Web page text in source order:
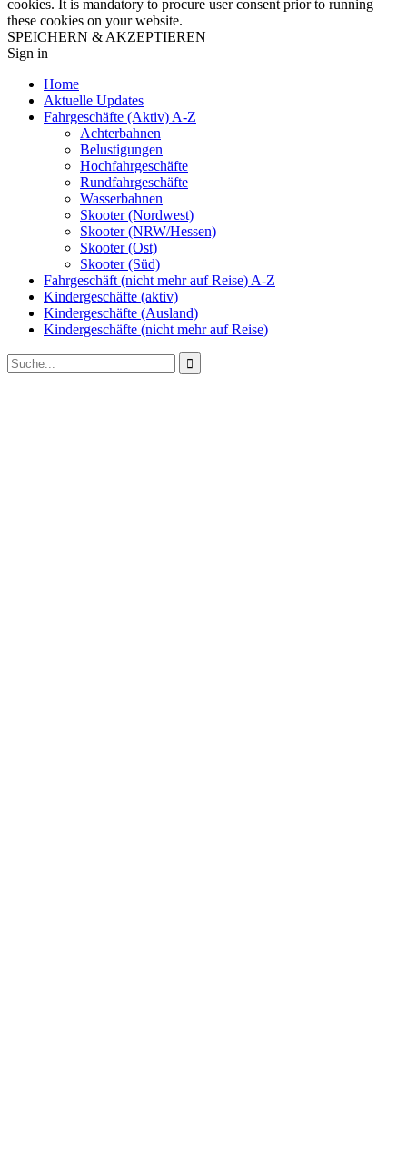
cookies. It is mandatory to procure user consent prior to running
these cookies on your website.
SPEICHERN & AKZEPTIEREN
Sign in
Home
Aktuelle Updates
Fahrgeschäfte (Aktiv) A-Z
Achterbahnen
Belustigungen
Hochfahrgeschäfte
Rundfahrgeschäfte
Wasserbahnen
Skooter (Nordwest)
Skooter (NRW/Hessen)
Skooter (Ost)
Skooter (Süd)
Fahrgeschäft (nicht mehr auf Reise) A-Z
Kindergeschäfte (aktiv)
Kindergeschäfte (Ausland)
Kindergeschäfte (nicht mehr auf Reise)